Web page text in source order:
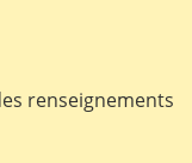
renseignements